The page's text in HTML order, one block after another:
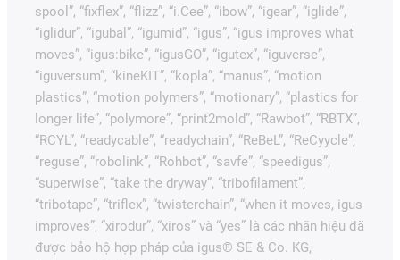
spool”, “fixflex”, “flizz”, “i.Cee”, “ibow”, “igear”, “iglide”,
“iglidur”, “igubal”, “igumid”, “igus”, “igus improves what
moves”, “igus:bike”, “igusGO”, “igutex”, “iguverse”,
“iguversum”, “kineKIT”, “kopla”, “manus”, “motion
plastics”, “motion polymers”, “motionary”, “plastics for
longer life”, “polymore”, “print2mold”, “Rawbot”, “RBTX”,
“RCYL”, “readycable”, “readychain”, “ReBeL”, “ReCyycle”,
“reguse”, “robolink”, “Rohbot”, “savfe”, “speedigus”,
“superwise”, “take the dryway”, “tribofilament”,
“tribotape”, “triflex”, “twisterchain”, “when it moves, igus
improves”, “xirodur”, “xiros” và “yes” là các nhãn hiệu đã
được bảo hộ hợp pháp của igus® SE & Co. KG,